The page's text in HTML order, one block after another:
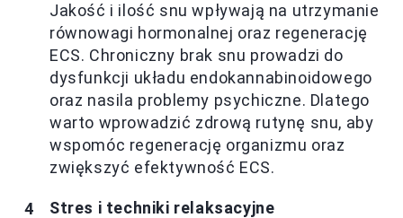
Jakość i ilość snu wpływają na utrzymanie
równowagi hormonalnej oraz regenerację
ECS. Chroniczny brak snu prowadzi do
dysfunkcji układu endokannabinoidowego
oraz nasila problemy psychiczne. Dlatego
warto wprowadzić zdrową rutynę snu, aby
wspomóc regenerację organizmu oraz
zwiększyć efektywność ECS.
Stres i techniki relaksacyjne